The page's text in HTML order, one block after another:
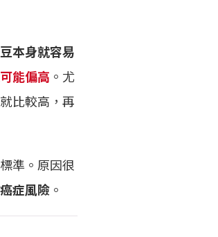
本身就容易
能偏高 。尤
比較高，再
準。原因很
症風險 。